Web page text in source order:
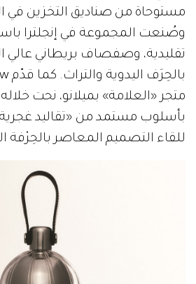
مستوحاة من صناديق التخزين
وصُنعت المجموعة في إنجلترا
تقليدية، وصفصاف بريطاني عالي
متجر «العلامة» بميلانو، نحت
بأسلوب مستمد من «تقاليد
للقاء التصميم المعاصر بالحِرْفة